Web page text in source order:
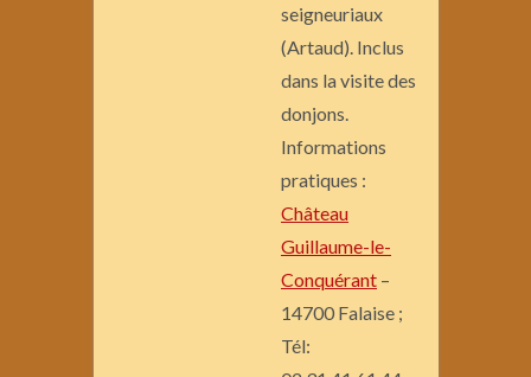
seigneuriaux
(Artaud). Inclus
dans la visite des
donjons.
Informations
pratiques :
Château
Guillaume-le-
Conquérant –
14700 Falaise ;
Tél: